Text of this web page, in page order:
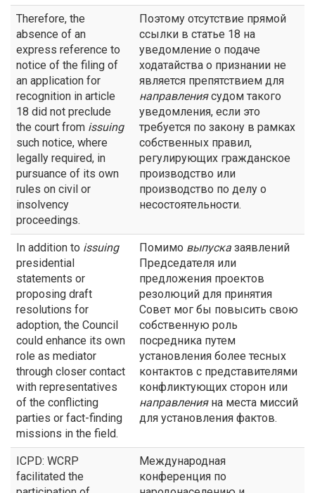
Therefore, the
absence of an
express reference to
notice of the filing of
an application for
recognition in article
18 did not preclude
the court from issuing
such notice, where
legally required, in
pursuance of its own
rules on civil or
insolvency
proceedings.
Поэтому отсутствие прямой
ссылки в статье 18 на
уведомление о подаче
ходатайства о признании не
является препятствием для
направлениясудом такого
уведомления, если это
требуется по закону в рамках
собственных правил,
регулирующих гражданское
производство или
производство по делу о
несостоятельности.
In addition to issuing
presidential
statements or
proposing draft
resolutions for
adoption, the Council
could enhance its own
role as mediator
through closer contact
with representatives
of the conflicting
parties or fact-finding
missions in the field.
Помимо выпуска заявлений
Председателя или
предложения проектов
резолюций для принятия
Совет мог бы повысить свою
собственную роль
посредника путем
установления более тесных
контактов с представителями
конфликтующих сторон или
направленияна места миссий
для установления фактов.
ICPD: WCRP
facilitated the
Международная
конференция по